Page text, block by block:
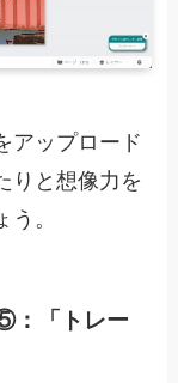
アップロード
りと想像力を
。
：「トレー